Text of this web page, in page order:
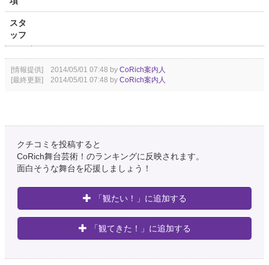
スタ
ッフ
[情報提供] 2014/05/01 07:48 by CoRich案内人
[最終更新] 2014/05/01 07:48 by CoRich案内人
クチコミを投稿すると
CoRich舞台芸術！のランキングに反映されます。
面白そうな舞台を応援しましょう！
「観たい！」に追加する
「観てきた！」に追加する